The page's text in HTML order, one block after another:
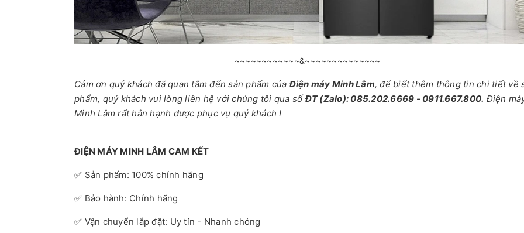
~~~~~~~~~~~~&~~~~~~~~~~~~~~
Cảm ơn quý khách đã quan tâm đến sản phẩm củaĐiện máy Minh Lâm, để biết thêm thông tin chi tiết về
phẩm, quý khách vui lòng liên hệ với chúng tôi qua sốĐT (Zalo): 085.202.6669 - 0911.667.800. Điện
Minh Lâm rất hân hạnh được phục vụ quý khách !
ĐIỆN MÁY MINH LÂM CAM KẾT
✅ Sản phẩm: 100% chính hãng
✅ Bảo hành: Chính hãng
✅ Vận chuyển lắp đặt: Uy tín - Nhanh chóng